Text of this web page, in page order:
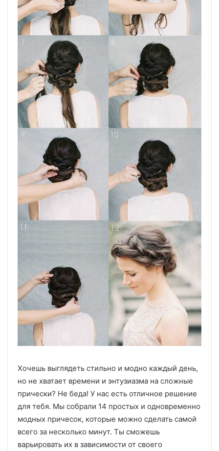
Хочешь выглядеть стильно и модно каждый день,
но не хватает времени и энтузиазма на сложные
прически? Не беда! У нас есть отличное решение
для тебя. Мы собрали 14 простых и одновременно
модных причесок, которые можно сделать самой
всего за несколько минут. Ты сможешь
варьировать их в зависимости от своего